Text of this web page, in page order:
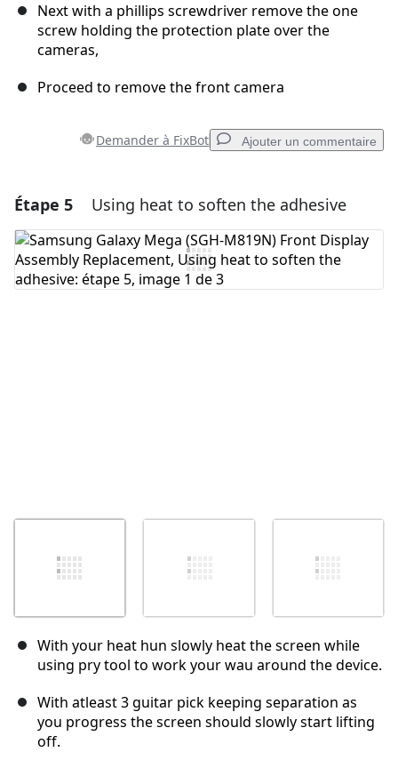
Next with a phillips screwdriver remove the one
screw holding the protection plate over the
cameras,
Proceed to remove the front camera
Demander à FixBot Ajouter un commentaire
Ajouter un commentaire
Ajouter un commentaire
Étape 5 Using heat to soften the adhesive
With your heat hun slowly heat the screen while
using pry tool to work your wau around the device.
With atleast 3 guitar pick keeping separation as
you progress the screen should slowly start lifting
off.